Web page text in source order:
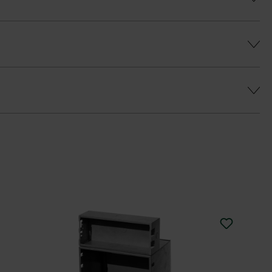
odtieňom je k dispozícii vrchná
DP30 (paralelná dodávka je
farebný efekt a predišlo sa farebným